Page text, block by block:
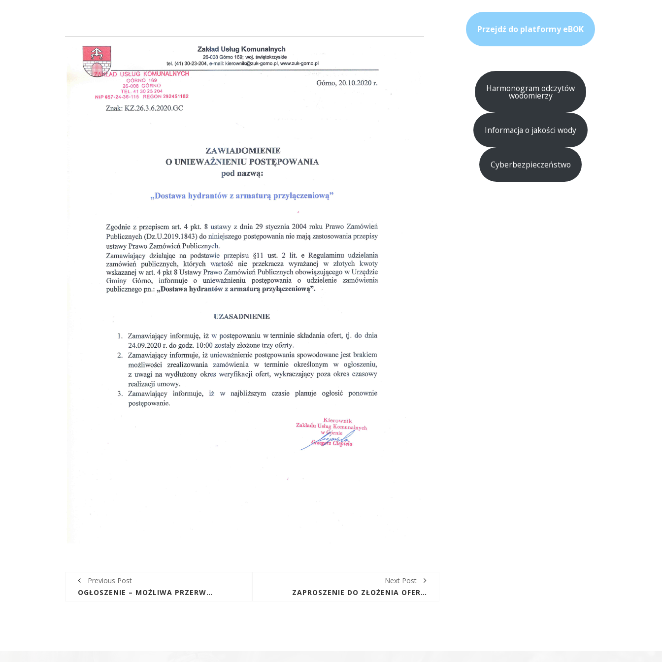
PRZYŁĄCZENIOWĄ”
20 PAŹDZIERNIKA, 2020 | | OGŁOSZENIE
Previous Post
OGŁOSZENIE – MOŻLIWA PRZERWA DOSTAWY WODY DNIA 26.10.2020R (PONIEDZIAŁEK) W MIEJSCOWOŚCI PODMĄCHOCICE I BĘCZKÓW
Next Post
ZAPROSZENIE DO ZŁOŻENIA OFERTY W POSTĘPOWANIU NA: "DOSTAWA HYDRANTÓW Z ARMATURĄ PRZYŁĄCZENIOWĄ"
Przejdź do platformy eBOK
Harmonogram odczytów
wodomierzy
Informacja o jakości wody
Cyberbezpieczeństwo